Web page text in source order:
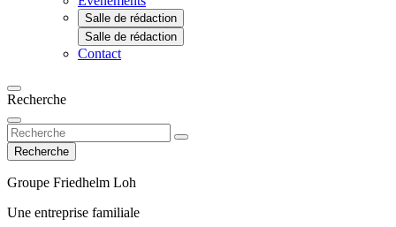
Salle de rédaction
Salle de rédaction
Contact
Recherche
Recherche
Groupe Friedhelm Loh
Une entreprise familiale